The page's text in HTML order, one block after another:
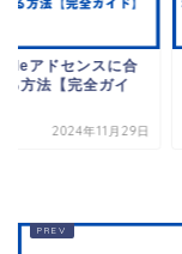
アドセンスに合
る方法【完全ガイ
2024年11月29日